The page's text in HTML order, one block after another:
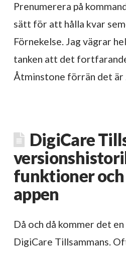
Prenumerera på
sätt för att hålla kvar
Förnekelse. Jag vägrar
tanken att det
Åtminstone förrän det
DigiCare
funktioner
appen
Då och då kommer det
DigiCare Tillsammans.